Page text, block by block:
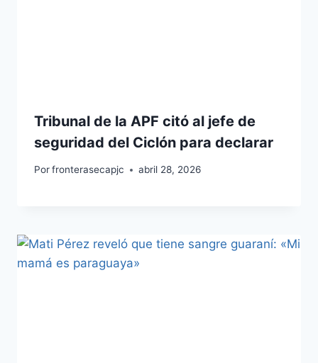
Tribunal de la APF citó al jefe de
seguridad del Ciclón para declarar
Porfronterasecapjc abril 28, 2026